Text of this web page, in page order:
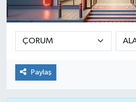
Paylaş
Son Dakika Haberleri
Haber Arşivi